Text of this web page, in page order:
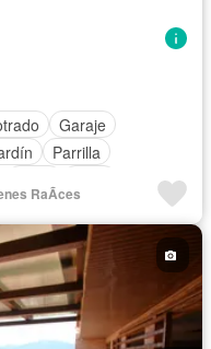
Garaje
Parrilla
RaÃ­ces